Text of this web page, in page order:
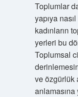
Toplumlar
yapıya
kadınların
yerleri bu
Toplumsal
ve özgürlük
anlamasına